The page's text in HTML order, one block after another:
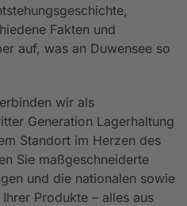
Fakten und
auf, was an Duwensee so
wir als
Generation Lagerhaltung
Standort im Herzen des
Sie maßgeschneiderte
und die nationalen sowie
Produkte – alles aus